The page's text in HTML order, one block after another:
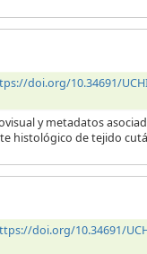
doi.org/10.34691/
y metadatos
histológico de tejido
doi.org/10.34691/